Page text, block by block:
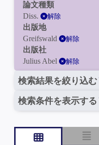
論文種類
Diss.
解除
出版地
Greifswald
解除
出版社
Julius Abel
解除
検索結果を絞り込む
検索条件を表示する